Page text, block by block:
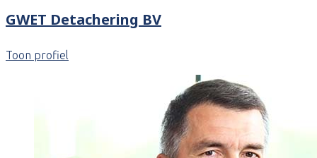
GWET Detachering BV
Toon profiel